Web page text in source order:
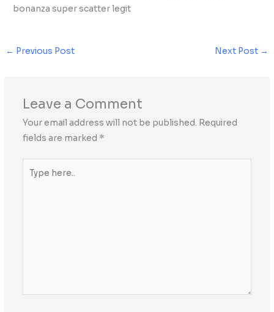
bonanza super scatter legit
← Previous Post Next Post →
Leave a Comment
Your email address will not be published. Required
fields are marked *
here..